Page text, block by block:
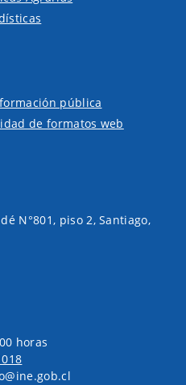
pública
de formatos web
N°801, piso 2, Santiago,
horas